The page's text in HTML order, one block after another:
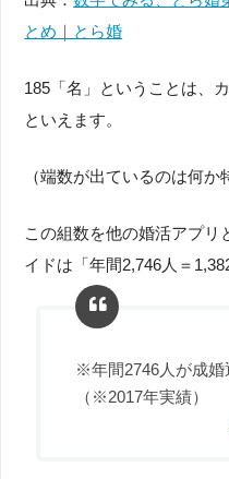
とめ｜とら婚
185「名」ということは、
といえます。
（端数が出ているのは何か
この組数を他の婚活アプリ
イドは「年間2,746人＝
※年間2746人が成婚
（※2017年実績）